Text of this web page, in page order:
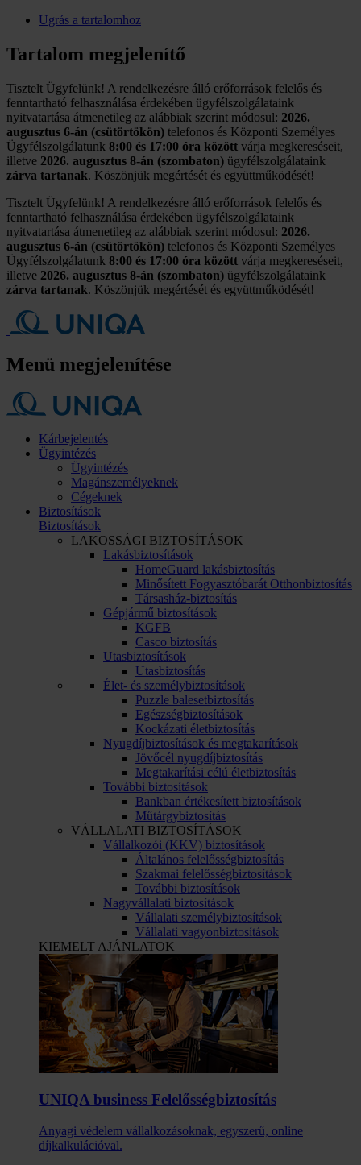
Ugrás a tartalomhoz
Tartalom megjelenítő
Tisztelt Ügyfelünk! A rendelkezésre álló erőforrások felelős és
fenntartható felhasználása érdekében ügyfélszolgálataink
nyitvatartása átmenetileg az alábbiak szerint módosul: 2026.
augusztus 6-án (csütörtökön) telefonos és Központi Személyes
Ügyfélszolgálatunk 8:00 és 17:00 óra között várja megkereséseit,
illetve 2026. augusztus 8-án (szombaton) ügyfélszolgálataink
zárva tartanak. Köszönjük megértését és együttműködését!
Tisztelt Ügyfelünk! A rendelkezésre álló erőforrások felelős és
fenntartható felhasználása érdekében ügyfélszolgálataink
nyitvatartása átmenetileg az alábbiak szerint módosul: 2026.
augusztus 6-án (csütörtökön) telefonos és Központi Személyes
Ügyfélszolgálatunk 8:00 és 17:00 óra között várja megkereséseit,
illetve 2026. augusztus 8-án (szombaton) ügyfélszolgálataink
zárva tartanak. Köszönjük megértését és együttműködését!
Menü megjelenítése
Kárbejelentés
Ügyintézés
Ügyintézés
Magánszemélyeknek
Cégeknek
Biztosítások
Biztosítások
LAKOSSÁGI BIZTOSÍTÁSOK
Lakásbiztosítások
HomeGuard lakásbiztosítás
Minősített Fogyasztóbarát Otthonbiztosítás
Társasház-biztosítás
Gépjármű biztosítások
KGFB
Casco biztosítás
Utasbiztosítások
Utasbiztosítás
Élet- és személybiztosítások
Puzzle balesetbiztosítás
Egészségbiztosítások
Kockázati életbiztosítás
Nyugdíjbiztosítások és megtakarítások
Jövőcél nyugdíjbiztosítás
Megtakarítási célú életbiztosítás
További biztosítások
Bankban értékesített biztosítások
Műtárgybiztosítás
VÁLLALATI BIZTOSÍTÁSOK
Vállalkozói (KKV) biztosítások
Általános felelősségbiztosítás
Szakmai felelősségbiztosítások
További biztosítások
Nagyvállalati biztosítások
Vállalati személybiztosítások
Vállalati vagyonbiztosítások
KIEMELT AJÁNLATOK
UNIQA business Felelősség­biztosítás
Anyagi védelem vállalkozásoknak, egyszerű, online
díjkalkulációval.